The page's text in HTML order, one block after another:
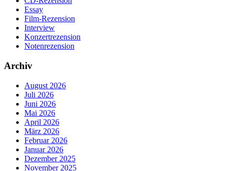
Essay
Film-Rezension
Interview
Konzertrezension
Notenrezension
Archiv
August 2026
Juli 2026
Juni 2026
Mai 2026
April 2026
März 2026
Februar 2026
Januar 2026
Dezember 2025
November 2025